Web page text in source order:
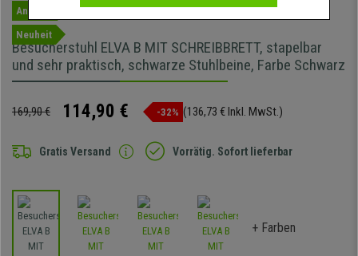
Angebot
Neuheit
Besucherstuhl ELVA B MIT SCHREIBBRETT, stapelbar
und sehr praktisch, schwarze Stuhlbeine, Farbe Schwarz
169,90 € 114,90 € -32% (136,73 € Inkl. MwSt.)
Gratis Versand Vorrätig. Sofort lieferbar
+ Farben